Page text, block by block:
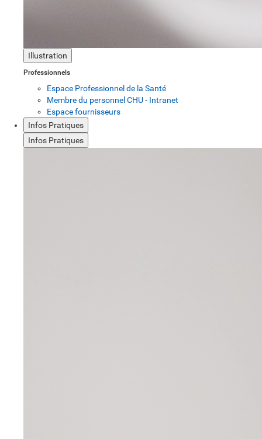
Illustration
Professionnels
Espace Professionnel de la Santé
Membre du personnel CHU - Intranet
Espace fournisseurs
Infos Pratiques
Infos Pratiques